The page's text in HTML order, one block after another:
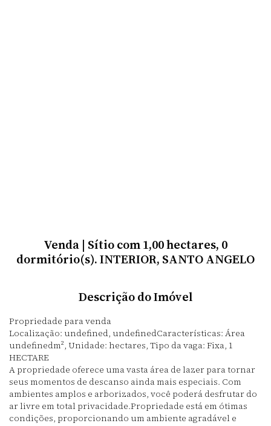
Venda | Sítio com 1,00 hectares, 0
dormitório(s). INTERIOR, SANTO ANGELO
Descrição do Imóvel
Propriedade para venda
Localização: undefined, undefinedCaracterísticas: Área
undefinedm², Unidade: hectares, Tipo da vaga: Fixa, 1
HECTARE
A propriedade oferece uma vasta área de lazer para tornar
seus momentos de descanso ainda mais especiais. Com
ambientes amplos e arborizados, você poderá desfrutar do
ar livre em total privacidade.Propriedade está em ótimas
condições, proporcionando um ambiente agradável e